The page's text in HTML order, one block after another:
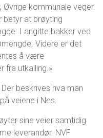
Øvrige kommunale veger.
betyr at brøyting
I angitte bakker ved
Videre er det
å være
fra utkalling.»
beskrives hva man
veiene i Nes.
sine veier samtidig
leverandør. NVF